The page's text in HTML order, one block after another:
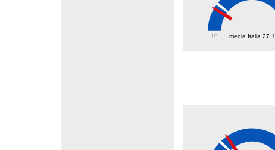
media Italia 27.1
10